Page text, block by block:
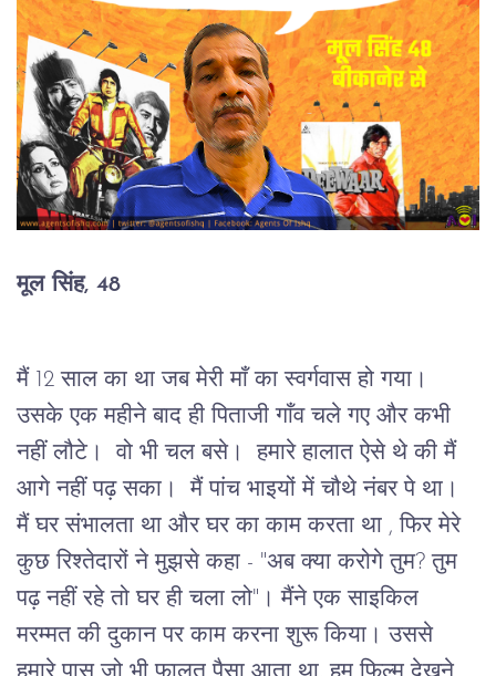
मूल सिंह, 48
मैं 12 साल का था जब मेरी माँ का स्वर्गवास हो गया।
उसके एक महीने बाद ही पिताजी गाँव चले गए और कभी
नहीं लौटे।  वो भी चल बसे।  हमारे हालात ऐसे थे की मैं
आगे नहीं पढ़ सका।  मैं पांच भाइयों में चौथे नंबर पे था।
मैं घर संभालता था और घर का काम करता था , फिर मेरे
कुछ रिश्तेदारों ने मुझसे कहा - "अब क्या करोगे तुम? तुम
पढ़ नहीं रहे तो घर ही चला लो"। मैंने एक साइकिल
मरम्मत की दुकान पर काम करना शुरू किया। उससे